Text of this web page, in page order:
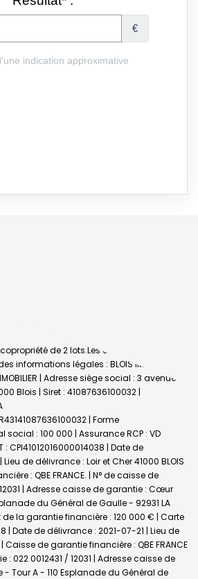
de 2 lots.Les charges annuelles
informations légales : BLOIS IMMO |
| Adresse siège social : 3 avenue
Blois | Siret : 41087636100032 |
| Forme
social : 100 000 | Assurance RCP : VD
: CPI41012016000014038 | Date de
de délivrance : Loir et Cher 41000 BLOIS
: QBE FRANCE. | N° de caisse de
| Adresse caisse de garantie : Cœur
du Général de Gaulle - 92931 LA
de la garantie financière : 120 000 € | Carte
| Date de délivrance : 2021-07-21 | Lieu de
Caisse de garantie financière : QBE FRANCE
: 022 0012431 / 12031 | Adresse caisse de
Tour A - 110 Esplanade du Général de